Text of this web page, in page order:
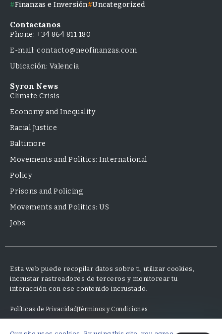
Finanzas e Inversión Uncategorized
Contactanos
Phone: +34 864 811 180
E-mail: contacto@neofinanzas.com
Ubicación: Valencia
Syron News
Climate Crisis
Economy and Inequality
Racial Justice
Baltimore
Movements and Politics: International
Policy
Prisons and Policing
Movements and Politics: US
Jobs
Esta web puede recopilar datos sobre ti, utilizar cookies,
incrustar rastreadores de terceros y monitorear tu
interacción con ese contenido incrustado.
Políticas de PrivacidadTérminos y Condiciones